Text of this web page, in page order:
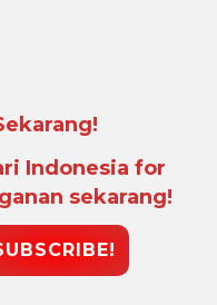
Indonesia for
sekarang!